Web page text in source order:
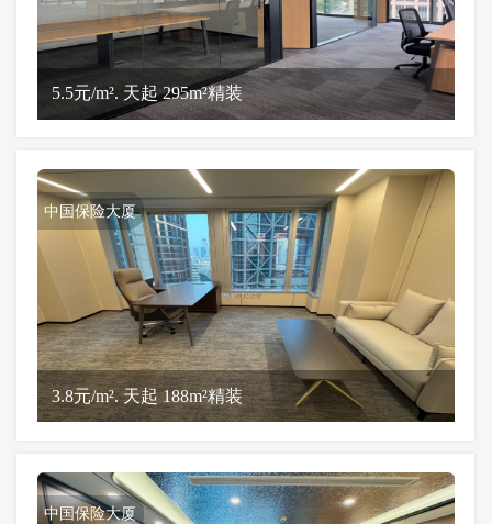
5.5元/m². 天起 295m²精装
中国保险大厦
3.8元/m². 天起 188m²精装
中国保险大厦